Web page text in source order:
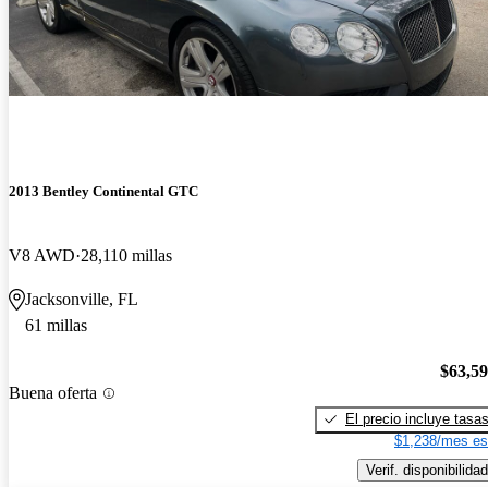
2013 Bentley Continental GTC
V8 AWD 28,110 millas
Jacksonville, FL
61 millas
Buena oferta
El precio incluye tasas
$1,238/mes
Verif. disponibilidad